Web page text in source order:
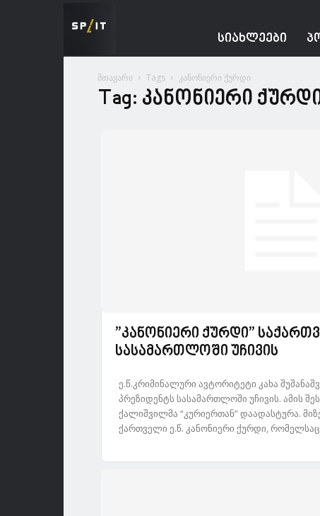
ᲡᲘᲐᲮᲚᲔᲔᲑᲘ
მთავარი Tags კანონიერი ქურდი
Tag: კანონიერი
”კანონიერი ქურდი”
სასამართლოში უჩივის
ე.წ.კრიმინალური ავტორიტეტი კახა
პრეზიდენტს სასამართლოში უჩივის. ამის
ქალიშვილმა “კურიერთან” დაადასტურა.
ქართველი ე.წ. კანონიერი ქურდი,